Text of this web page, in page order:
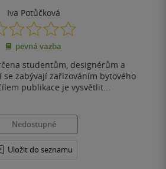
Iva Potůčková
0.0
z
5
pevná vazba
studentům, designérům a
zabývají zařizováním bytového
publikace je vysvětlit...
Nedostupné
Uložit do seznamu